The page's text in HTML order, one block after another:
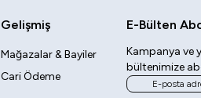
Gelişmiş
Mağazalar & Bayiler
Cari Ödeme
E-Bülten
Kampanya ve
bültenimize